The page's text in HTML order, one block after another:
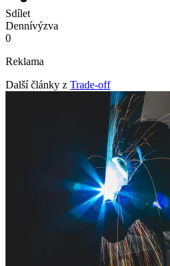
Sdílet
Dennívýzva
0
Reklama
Další články z Trade-off